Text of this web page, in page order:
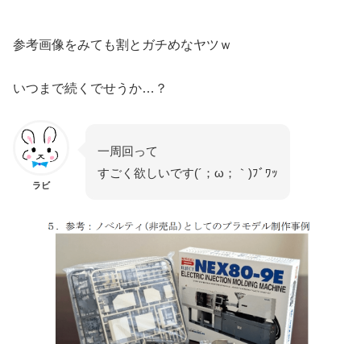
参考画像をみても割とガチめなヤツｗ
いつまで続くでせうか…？
ラビ
一周回って
すごく欲しいです(´；ω；｀)ﾌﾞﾜｯ